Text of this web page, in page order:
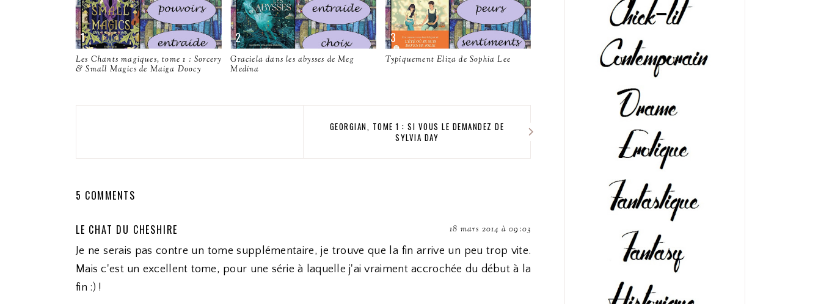
Les Chants magiques, tome 1 : Sorcery
& Small Magics de Maiga Doocy
Graciela dans les abysses de Meg
Medina
Typiquement Eliza de Sophia Lee
GEORGIAN, TOME 1 : SI VOUS LE DEMANDEZ DE
SYLVIA DAY
5 COMMENTS
LE CHAT DU CHESHIRE 18 mars 2014 à 09:03
Je ne serais pas contre un tome supplémentaire, je trouve que la fin arrive un peu trop vite.
Mais c'est un excellent tome, pour une série à laquelle j'ai vraiment accrochée du début à la
fin :) !